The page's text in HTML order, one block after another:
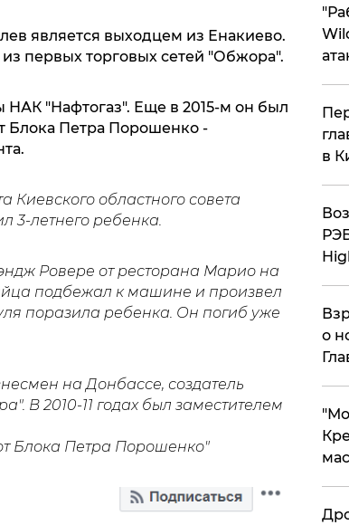
является выходцем из Енакиево.
первых торговых сетей "Обжора".
НАК "Нафтогаз". Еще в 2015-м он был
Блока Петра Порошенко -
Киевского областного совета
3-летнего ребенка.
Ровере от ресторана Марио на
подбежал к машине и произвел
поразила ребенка. Он погиб уже
на Донбассе, создатель
В 2010-11 годах был заместителем
Блока Петра Порошенко"
в
о